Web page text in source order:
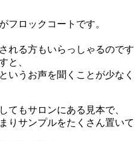
フロックコートです。
れる方もいらっしゃるのです
と、
いうお声を聞くことが少なく
てもサロンにある見本で、
りサンプルをたくさん置いて